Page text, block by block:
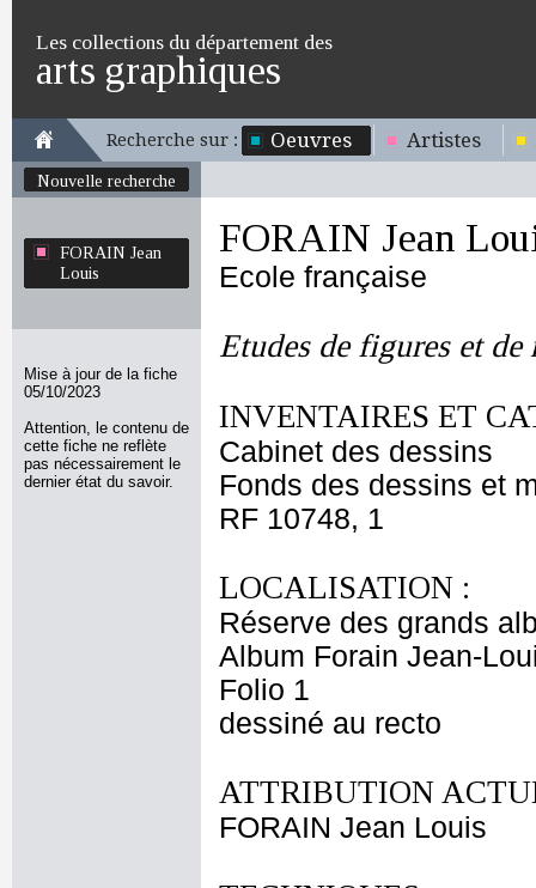
Les collections du département des
arts graphiques
Recherche sur : Oeuvres Artistes
Nouvelle recherche
FORAIN Jean
Louis
Mise à jour de la fiche
05/10/2023
Attention, le contenu de
cette fiche ne reflète
pas nécessairement le
dernier état du savoir.
FORAIN Jean
Ecole française
Etudes de figures et de
INVENTAIRES ET
Cabinet des dessins
Fonds des dessins et
RF 10748, 1
LOCALISATION :
Réserve des grands
Album Forain Jean-
Folio 1
dessiné au recto
ATTRIBUTION
FORAIN Jean Louis